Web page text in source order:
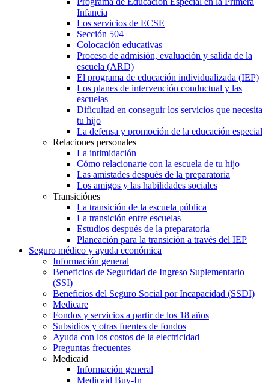
Infancia
Los servicios de ECSE
Sección 504
Colocación educativas
Proceso de admisión, evaluación y salida de la
escuela (ARD)
El programa de educación individualizada (IEP)
Los planes de intervención conductual y las
escuelas
Dificultad en conseguir los servicios que necesita
tu hijo
La defensa y promoción de la educación especial
Relaciones personales
La intimidación
Cómo relacionarte con la escuela de tu hijo
Las amistades después de la preparatoria
Los amigos y las habilidades sociales
Transiciónes
La transición de la escuela pública
La transición entre escuelas
Estudios después de la preparatoria
Planeación para la transición a través del IEP
Seguro médico y ayuda económica
Información general
Beneficios de Seguridad de Ingreso Suplementario
(SSI)
Beneficios del Seguro Social por Incapacidad (SSDI)
Medicare
Fondos y servicios a partir de los 18 años
Subsidios y otras fuentes de fondos
Ayuda con los costos de la electricidad
Preguntas frecuentes
Medicaid
Información general
Medicaid Buy-In